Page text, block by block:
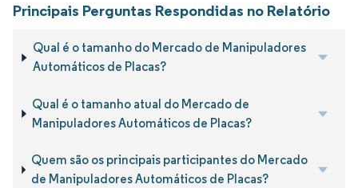
Principais Perguntas Respondidas no Relatório
Qual é o tamanho do Mercado de Manipuladores
Automáticos de Placas?
Qual é o tamanho atual do Mercado de
Manipuladores Automáticos de Placas?
Quem são os principais participantes do Mercado
de Manipuladores Automáticos de Placas?